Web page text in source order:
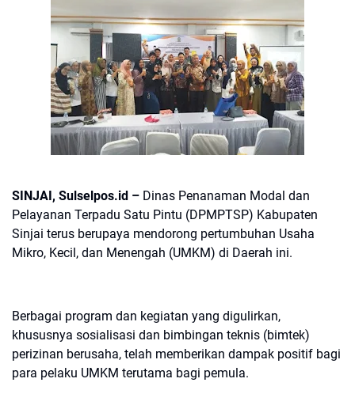
SINJAI, Sulselpos.id – Dinas Penanaman Modal dan
Pelayanan Terpadu Satu Pintu (DPMPTSP) Kabupaten
Sinjai terus berupaya mendorong pertumbuhan Usaha
Mikro, Kecil, dan Menengah (UMKM) di Daerah ini.
Berbagai program dan kegiatan yang digulirkan,
khususnya sosialisasi dan bimbingan teknis (bimtek)
perizinan berusaha, telah memberikan dampak positif bagi
para pelaku UMKM terutama bagi pemula.